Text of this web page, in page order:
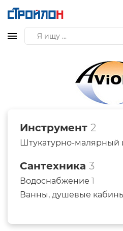
Инструмент 2
Штукатурно-малярный
Сантехника 3
Водоснабжение 1
Ванны, душевые